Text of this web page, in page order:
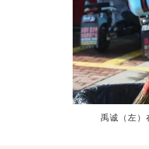
禹诚（左）